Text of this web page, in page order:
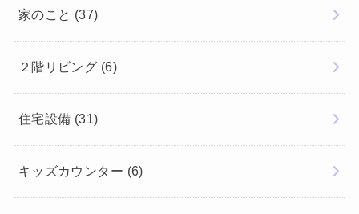
家のこと (37)
２階リビング (6)
住宅設備 (31)
キッズカウンター (6)